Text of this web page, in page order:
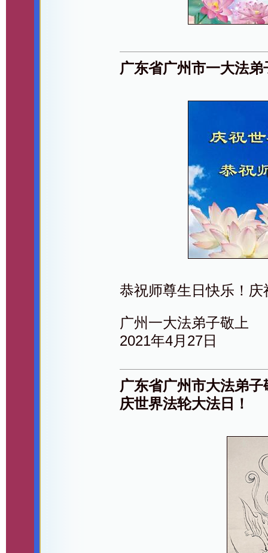
广东省广州市一大法
恭祝师尊生日快乐！
广州一大法弟子敬上
2021年4月27日
广东省广州市大法弟
庆世界法轮大法日！